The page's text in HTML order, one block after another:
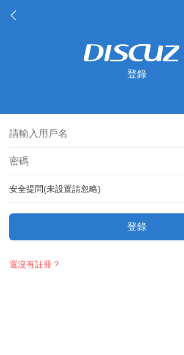
登錄
安全提問(未設置請忽略)
登錄
還沒有註冊？